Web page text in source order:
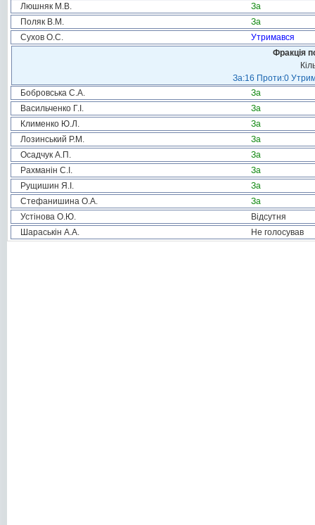
Люшняк М.В.
За
Поляк В.М.
За
Сухов О.С.
Утримався
Фракція
За:16 Проти:0
Бобровська С.А.
За
Васильченко Г.І.
За
Клименко Ю.Л.
За
Лозинський Р.М.
За
Осадчук А.П.
За
Рахманін С.І.
За
Рущишин Я.І.
За
Стефанишина О.А.
За
Устінова О.Ю.
Відсутня
Шараськін А.А.
Не голосував